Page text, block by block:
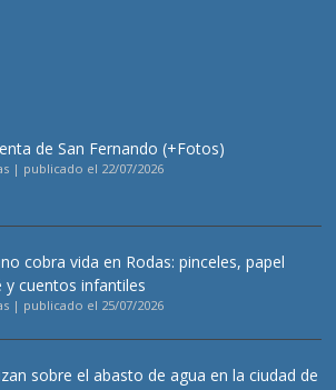
de San Fernando (+Fotos)
| publicado el 22/07/2026
cobra vida en Rodas: pinceles, papel
y cuentos infantiles
| publicado el 25/07/2026
sobre el abasto de agua en la ciudad de